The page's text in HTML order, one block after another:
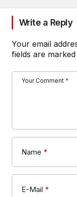
Write a Reply
Your email
fields are marked
Your Comment *
Name *
E-Mail *